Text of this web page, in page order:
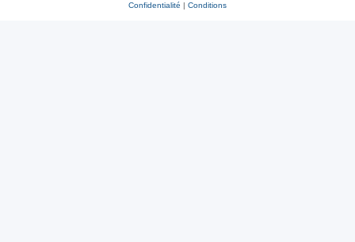
Confidentialité | Conditions